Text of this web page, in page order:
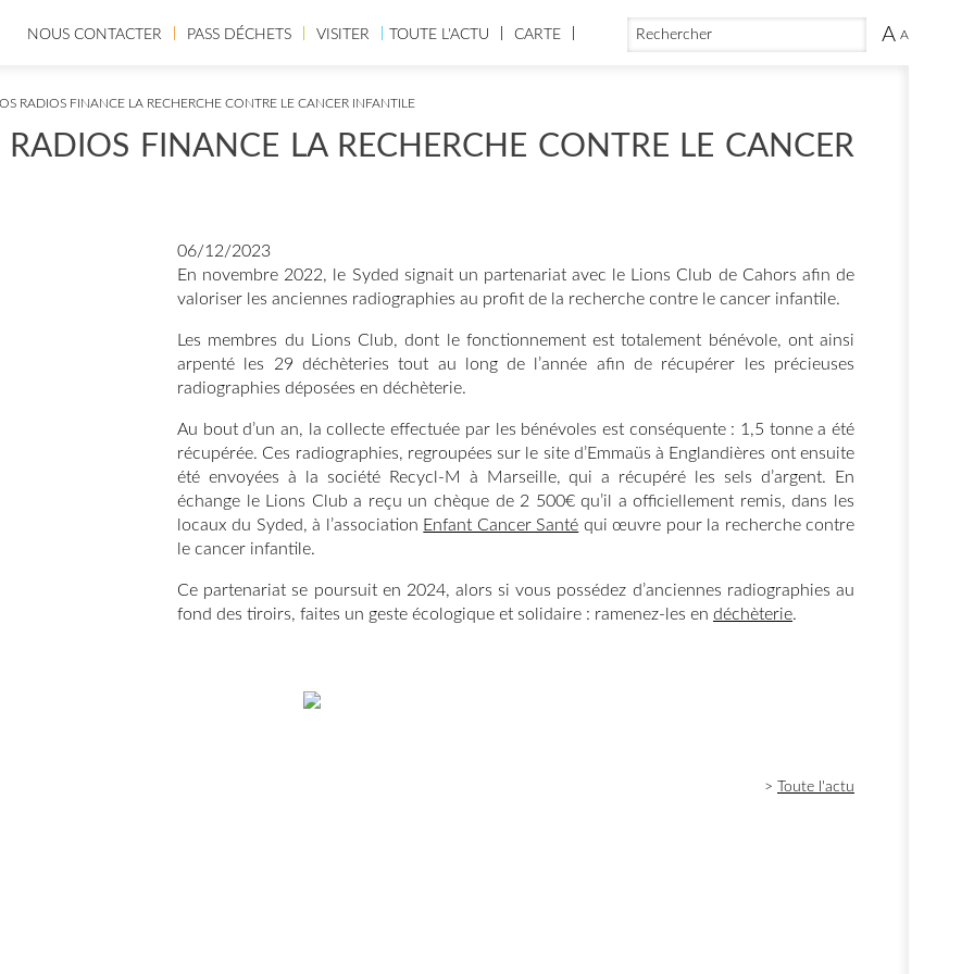
NOUS CONTACTER PASS DÉCHETS VISITER TOUTE L'ACTU CARTE FORMULAIRE DE RECHERCHE RECHERCHER
A A
RADIOS FINANCE LA RECHERCHE CONTRE LE CANCER INFANTILE
RADIOS FINANCE LA RECHERCHE CONTRE LE CANCER
06/12/2023
En novembre 2022, le Syded signait un partenariat avec le Lions Club de Cahors afin de
valoriser les anciennes radiographies au profit de la recherche contre le cancer infantile.
Les membres du Lions Club, dont le fonctionnement est totalement bénévole, ont ainsi
arpenté les 29 déchèteries tout au long de l’année afin de récupérer les précieuses
radiographies déposées en déchèterie.
Au bout d’un an, la collecte effectuée par les bénévoles est conséquente : 1,5 tonne a été
récupérée. Ces radiographies, regroupées sur le site d’Emmaüs à Englandières ont ensuite
été envoyées à la société Recycl-M à Marseille, qui a récupéré les sels d’argent. En
échange le Lions Club a reçu un chèque de 2 500€ qu’il a officiellement remis, dans les
locaux du Syded, à l’association Enfant Cancer Santé qui œuvre pour la recherche contre
le cancer infantile.
Ce partenariat se poursuit en 2024, alors si vous possédez d’anciennes radiographies au
fond des tiroirs, faites un geste écologique et solidaire : ramenez-les en déchèterie.
> Toute l'actu